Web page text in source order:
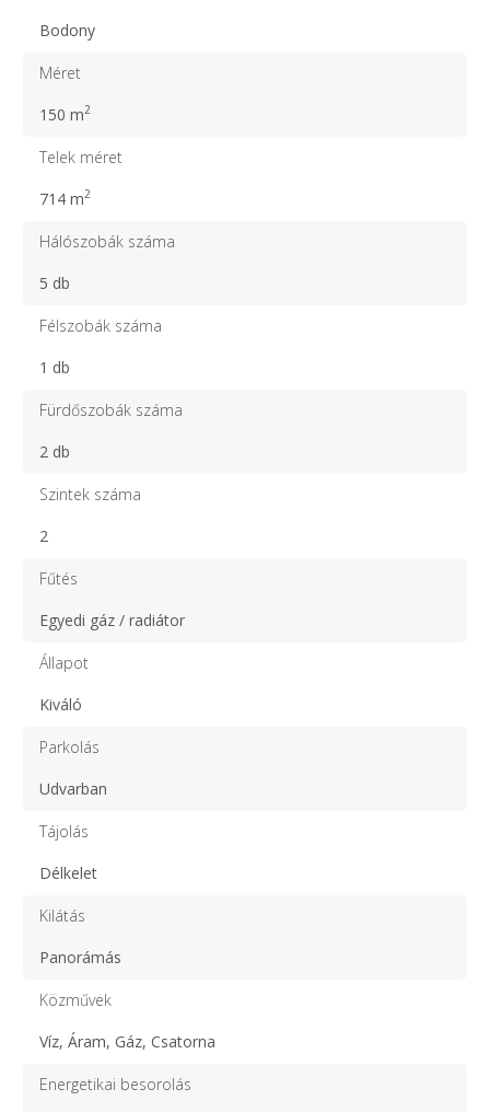
Bodony
Méret
150 m2
Telek méret
714 m2
Hálószobák száma
5 db
Félszobák száma
1 db
Fürdőszobák száma
2 db
Szintek száma
2
Fűtés
Egyedi gáz / radiátor
Állapot
Kiváló
Parkolás
Udvarban
Tájolás
Délkelet
Kilátás
Panorámás
Közművek
Víz, Áram, Gáz, Csatorna
Energetikai besorolás